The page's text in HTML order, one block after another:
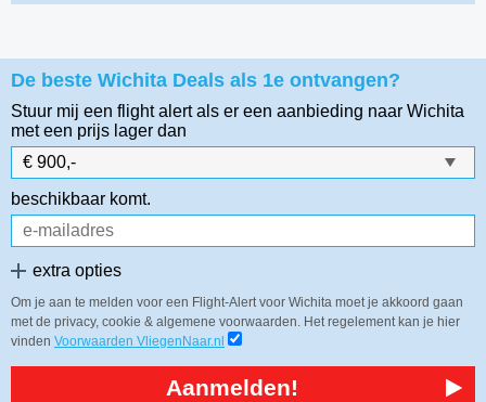
De beste Wichita Deals als 1e ontvangen?
Stuur mij een flight alert als er een aanbieding naar Wichita
met een prijs lager dan
beschikbaar komt.
extra opties
Om je aan te melden voor een Flight-Alert voor Wichita moet je akkoord gaan
met de privacy, cookie & algemene voorwaarden. Het regelement kan je hier
vinden Voorwaarden VliegenNaar.nl
Aanmelden!